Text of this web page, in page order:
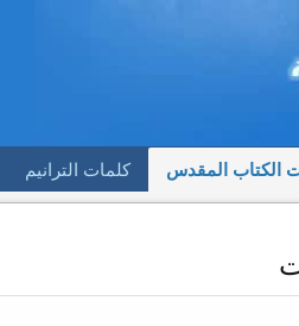
الكتاب المقدس كلمات الترانيم